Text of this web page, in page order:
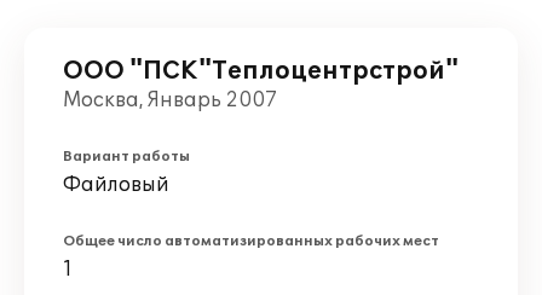
ООО "ПСК"Теплоцентрстрой"
Москва, Январь 2007
Вариант работы
Файловый
Общее число автоматизированных рабочих мест
1